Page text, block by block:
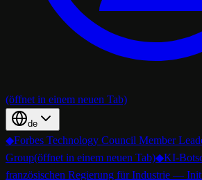
(öffnet in einem neuen Tab)
de
◆Forbes Technology Council Member
Group(öffnet in einem neuen Tab)◆KI-
französischen Regierung für Industrie —